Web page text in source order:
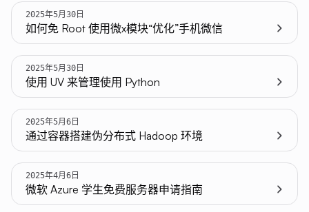
2025年5月30日
如何免 Root 使用微x模块“优化”手机微信
2025年5月30日
使用 UV 来管理使用 Python
2025年5月6日
通过容器搭建伪分布式 Hadoop 环境
2025年4月6日
微软 Azure 学生免费服务器申请指南